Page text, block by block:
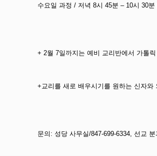
수요일 과정 / 저녁 8시 45분 – 10시 30
+ 2월 7일까지는 예비 교리반에서 가톨
+교리를 새로 배우시기를 원하는 신자와
문의: 성당 사무실/847-699-6334, 선교 분